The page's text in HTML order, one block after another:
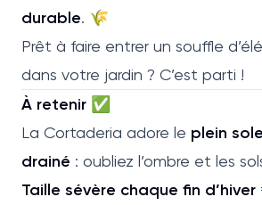
durable. 🌾
Prêt à faire entrer un souffle
dans votre jardin ? C’est parti !
À retenir ✅
La Cortaderia adore le plein
drainé : oubliez l’ombre et les
Taille sévère chaque fin d’hiver